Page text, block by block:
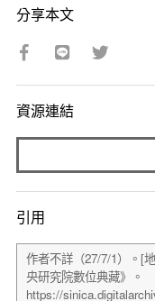
分享本文
資源連結
引用